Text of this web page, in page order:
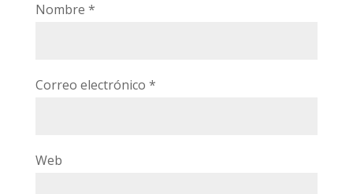
Nombre *
Correo electrónico *
Web